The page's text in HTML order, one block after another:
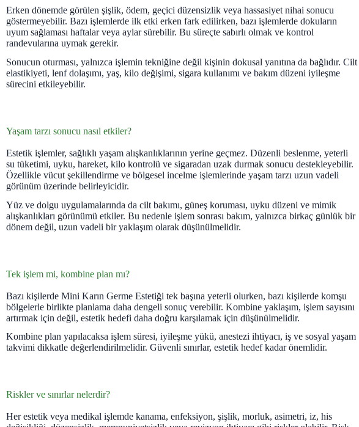
Erken dönemde görülen şişlik, ödem, geçici düzensizlik veya hassasiyet nihai sonucu
göstermeyebilir. Bazı işlemlerde ilk etki erken fark edilirken, bazı işlemlerde dokuların
uyum sağlaması haftalar veya aylar sürebilir. Bu süreçte sabırlı olmak ve kontrol
randevularına uymak gerekir.
Sonucun oturması, yalnızca işlemin tekniğine değil kişinin dokusal yanıtına da bağlıdır. Cilt
elastikiyeti, lenf dolaşımı, yaş, kilo değişimi, sigara kullanımı ve bakım düzeni iyileşme
sürecini etkileyebilir.
Yaşam tarzı sonucu nasıl etkiler?
Estetik işlemler, sağlıklı yaşam alışkanlıklarının yerine geçmez. Düzenli beslenme, yeterli
su tüketimi, uyku, hareket, kilo kontrolü ve sigaradan uzak durmak sonucu destekleyebilir.
Özellikle vücut şekillendirme ve bölgesel incelme işlemlerinde yaşam tarzı uzun vadeli
görünüm üzerinde belirleyicidir.
Yüz ve dolgu uygulamalarında da cilt bakımı, güneş koruması, uyku düzeni ve mimik
alışkanlıkları görünümü etkiler. Bu nedenle işlem sonrası bakım, yalnızca birkaç günlük bir
dönem değil, uzun vadeli bir yaklaşım olarak düşünülmelidir.
Tek işlem mi, kombine plan mı?
Bazı kişilerde Mini Karın Germe Estetiği tek başına yeterli olurken, bazı kişilerde komşu
bölgelerle birlikte planlama daha dengeli sonuç verebilir. Kombine yaklaşım, işlem sayısını
artırmak için değil, estetik hedefi daha doğru karşılamak için düşünülmelidir.
Kombine plan yapılacaksa işlem süresi, iyileşme yükü, anestezi ihtiyacı, iş ve sosyal yaşam
takvimi dikkatle değerlendirilmelidir. Güvenli sınırlar, estetik hedef kadar önemlidir.
Riskler ve sınırlar nelerdir?
Her estetik veya medikal işlemde kanama, enfeksiyon, şişlik, morluk, asimetri, iz, his